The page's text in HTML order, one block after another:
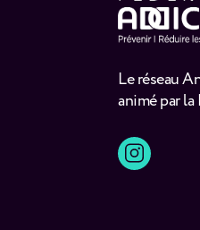
Le réseau
animé par